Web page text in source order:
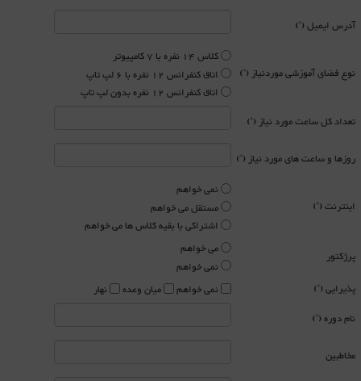
آدرس ایمیل (*)
نوع فضای آموزشی موردنیاز (*)
کلاس 14 نفره با 7 کامپیوتر
اتاق کنفرانس 12 نفره با 6 لپ تاپ
اتاق کنفرانس 12 نفره بدون لپ تاپ
تعداد کل ساعت مورد نیاز (*)
روزها و ساعت های مورد نیاز (*)
اینترنت (*)
نمی خواهم
مستقل می خواهم
اشتراکی با بقیه کلاس ها می خواهم
پرژکتور
می خواهم
نمی خواهم
پذیرایی (*)
نمی خواهم میان وعده
نهار
نام دوره (*)
مخاطبین